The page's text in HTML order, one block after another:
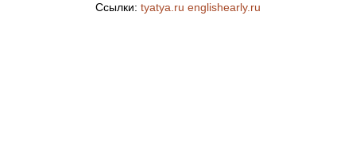
Ссылки: tyatya.ru englishearly.ru